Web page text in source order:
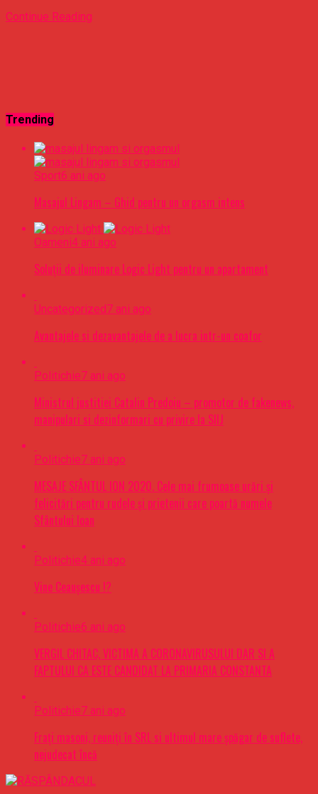
Continue Reading
Trending
Sport6 ani ago
Masajul Lingam – Ghid pentru un orgasm intens
Oameni4 ani ago
Soluții de iluminare Logic Light pentru un apartament
Uncategorized7 ani ago
Avantajele si dezavantajele de a lucra intr-un coafor
Politichie7 ani ago
Ministrul justitiei Catalin Predoiu – promotor de fakenews,
manipulari si dezinformari cu privire la SIIJ
Politichie7 ani ago
MESAJE SFÂNTUL ION 2020. Cele mai frumoase urări şi
felicitări pentru rudele şi prietenii care poartă numele
Sfântului Ioan
Politichie4 ani ago
Vine Ceaușescu !?
Politichie6 ani ago
VERGIL CHITAC, VICTIMA A CORONAVIRUSULUI DAR SI A
FAPTULUI CA ESTE CANDIDAT LA PRIMARIA CONSTANTA
Politichie7 ani ago
Frați masoni, reuniți în SRL si ultimul mare șpăgar de suflete,
nejudecat încă